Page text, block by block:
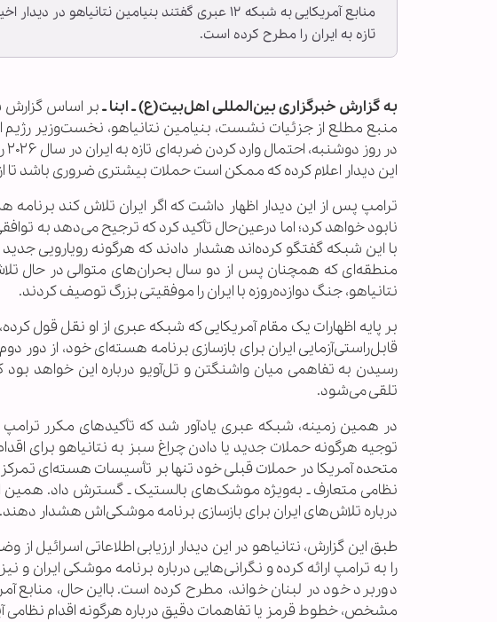
منابع آمریکایی به شبکه ۱۲ عبری گفتند بنیامین
تازه به ایران را مطرح کرده است.
به گزارش خبرگزاری بین‌المللی اهل‌بیت(ع) ـ ابنا ـ
منبع مطلع از جزئیات نشست، بنیامین نتانیاهو، نخست‌وزیر رژیم
این دیدار اعلام کرده که ممکن است حملات بیشتری ضروری باشد تا
ترامپ پس از این دیدار اظهار داشت که اگر ایران تلاش کند برنامه
نابود خواهد کرد؛ اما درعین‌حال تأکید کرد که ترجیح می‌دهد به
با این شبکه گفتگو کرده‌اند هشدار دادند که هرگونه رویارویی
منطقه‌ای که همچنان پس از دو سال بحران‌های متوالی در حال
نتانیاهو، جنگ دوازده‌روزه با ایران را موفقیتی بزرگ توصیف کردند.
بر پایه اظهارات یک مقام آمریکایی که شبکه عبری از او نقل
قابل‌راستی‌آزمایی ایران برای بازسازی برنامه هسته‌ای خود، از
رسیدن به تفاهمی میان واشنگتن و تل‌آویو درباره این خواهد
تلقی می‌شود.
در همین زمینه، شبکه عبری یادآور شد که تأکیدهای مکرر
توجیه هرگونه حملات جدید یا دادن چراغ سبز به نتانیاهو برای
متحده آمریکا در حملات قبلی خود تنها بر تأسیسات هسته‌ای تمرکز
نظامی متعارف ـ به‌ویژه موشک‌های بالستیک ـ گسترش داد. همین
درباره تلاش‌های ایران برای بازسازی برنامه موشکی‌اش هشدار دهند.
طبق این گزارش، نتانیاهو در این دیدار ارزیابی اطلاعاتی
را به ترامپ ارائه کرده و نگرانی‌هایی درباره برنامه موشکی ایران
دوربرد خود در لبنان خواند، مطرح کرده است. بااین‌حال، منابع
مشخص، خطوط قرمز یا تفاهمات دقیق درباره هرگونه اقدام نظامی